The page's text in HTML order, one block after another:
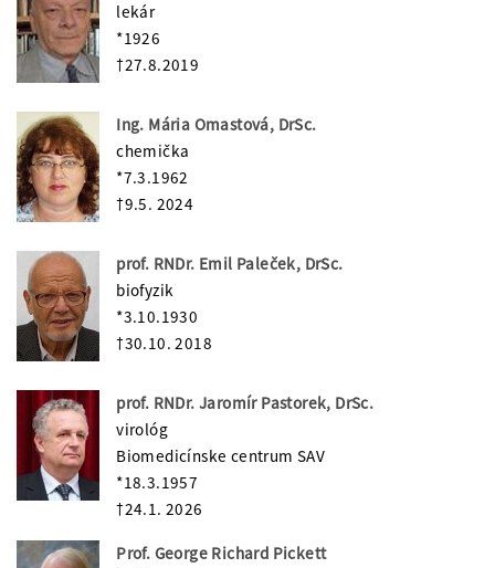
lekár
*1926
†27.8.2019
Ing. Mária Omastová, DrSc.
chemička
*7.3.1962
†9.5. 2024
prof. RNDr. Emil Paleček, DrSc.
biofyzik
*3.10.1930
†30.10. 2018
prof. RNDr. Jaromír Pastorek, DrSc.
virológ
Biomedicínske centrum SAV
*18.3.1957
†24.1. 2026
Prof. George Richard Pickett